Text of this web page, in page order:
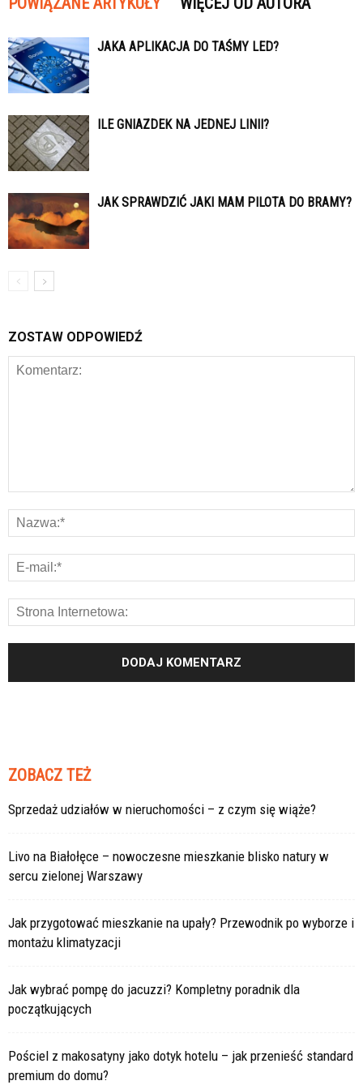
JAKA APLIKACJA DO TAŚMY LED?
ILE GNIAZDEK NA JEDNEJ LINII?
JAK SPRAWDZIĆ JAKI MAM PILOTA DO BRAMY?
ZOSTAW ODPOWIEDŹ
ZOBACZ TEŻ
Sprzedaż udziałów w nieruchomości – z czym się wiąże?
Livo na Białołęce – nowoczesne mieszkanie blisko natury w
sercu zielonej Warszawy
Jak przygotować mieszkanie na upały? Przewodnik po wyborze i
montażu klimatyzacji
Jak wybrać pompę do jacuzzi? Kompletny poradnik dla
początkujących
Pościel z makosatyny jako dotyk hotelu – jak przenieść standard
premium do domu?